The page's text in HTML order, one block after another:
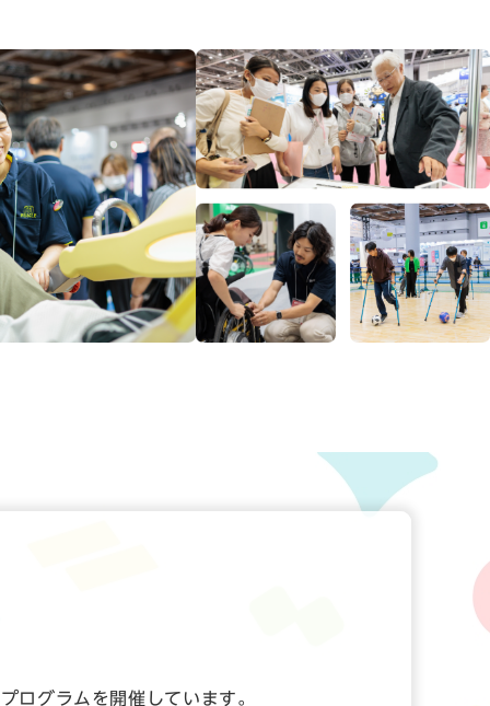
ログラムを開催しています。